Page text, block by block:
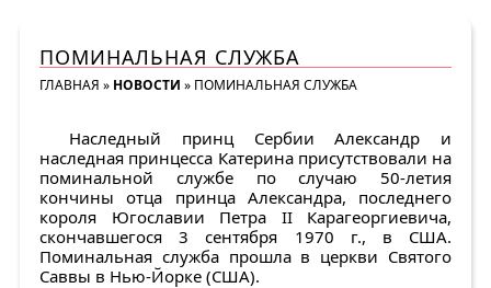
ПОМИНАЛЬНАЯ СЛУЖБА
ГЛАВНАЯ » НОВОСТИ » ПОМИНАЛЬНАЯ СЛУЖБА
Наследный принц Сербии Александр и
наследная принцесса Катерина присутствовали на
поминальной службе по случаю 50-летия
кончины отца принца Александра, последнего
короля Югославии Петра II Карагеоргиевича,
скончавшегося 3 сентября 1970 г., в США.
Поминальная служба прошла в церкви Святого
Саввы в Нью-Йорке (США).